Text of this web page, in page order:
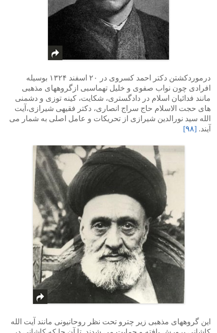
درموردکشتن دکتر احمد کسروی در ۲۰ اسفند ۱۳۲۴ بوسیله
افرادی چون نواب صفوی و خلیل تهماسبی ازگروههای مذهبی
مانند فدائیان اسلام در دادگستری، شکایت، کینه توزی و دشمنی
های حجت الاسلام حاج سراج انصاری، دکتر فقیهی شیرازی،آیت
الله سید نورالدین شیرازی از تحریکات و عامل اصلی به شمار می
آیند. [۹۸]
این گروههای مذهبی زیر چترو تحت نظر روحانیونی مانند آیت الله